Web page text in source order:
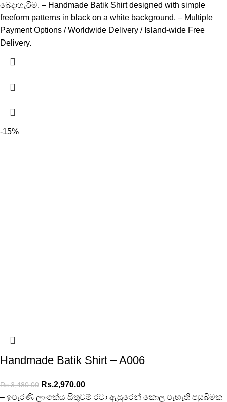
බෙදාහැරීම. – Handmade Batik Shirt designed with simple
freeform patterns in black on a white background. – Multiple
Payment Options / Worldwide Delivery / Island-wide Free
Delivery.
-15%
Handmade Batik Shirt – A006
Rs.3,480.00 Rs.2,970.00
– ඉපැරණි ලාංකේය සිතුවම් රටා ඇසුරෙන් කොල පැහැති පසුබිමක